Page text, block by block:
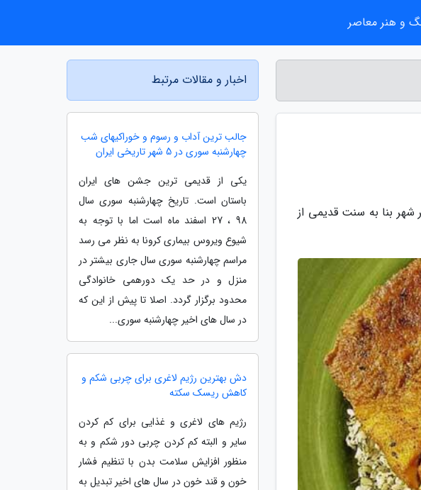
بنا به سنت قدیمی از
اخبار و مقالات مرتبط
جالب ترین آداب و رسوم و خوراکیهای شب
چهارشنبه سوری در 5 شهر تاریخی ایران
یکی از قدیمی ترین جشن های ایران
باستان است. تاریخ چهارشنبه سوری سال
98 ، 27 اسفند ماه است اما با توجه به
شیوع ویروس بیماری کرونا به نظر می رسد
مراسم چهارشنبه سوری سال جاری بیشتر در
منزل و در حد یک دورهمی خانوادگی
محدود برگزار گردد. اصلا تا پیش از این که
در سال های اخیر چهارشنبه سوری...
دش بهترین رژیم لاغری برای چربی شکم و
کاهش ریسک سکته
رژیم های لاغری و غذایی برای کم کردن
سایر و البته کم کردن چربی دور شکم و به
منظور افزایش سلامت بدن با تنظیم فشار
خون و قند خون در سال های اخیر تبدیل به
و هنر معاصر